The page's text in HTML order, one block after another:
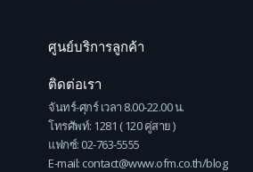
ศูนย์บริการลูกค้า
ติดต่อเรา
จันทร์-ศุกร์ เวลา 8.00-22.00 น.
โทรศัพท์: 1281 ( 120 คู่สาย )
แฟกซ์: 02-763-5555
E-mail: contact@www.ofm.co.th/blog